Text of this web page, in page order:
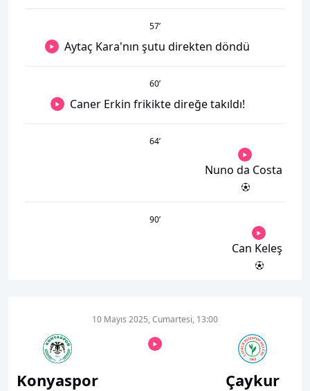
57’
Aytaç Kara'nın şutu direkten döndü
60’
Caner Erkin frikikte direğe takıldı!
64’
Nuno da Costa
90’
Can Keleş
Konyaspor
10 Mayıs 2025, Cumartesi, 13:00
Çaykur